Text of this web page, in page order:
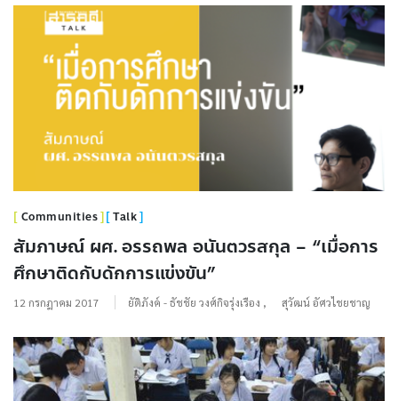
Communities Talk
สัมภาษณ์ ผศ. อรรถพล อนันตวรสกุล – “เมื่อการ
ศึกษาติดกับดักการแข่งขัน”
12 กรกฎาคม 2017 ยัติภังค์ - ธัชชัย วงศ์กิจรุ่งเรือง , สุวัฒน์ อัศวไชยชาญ